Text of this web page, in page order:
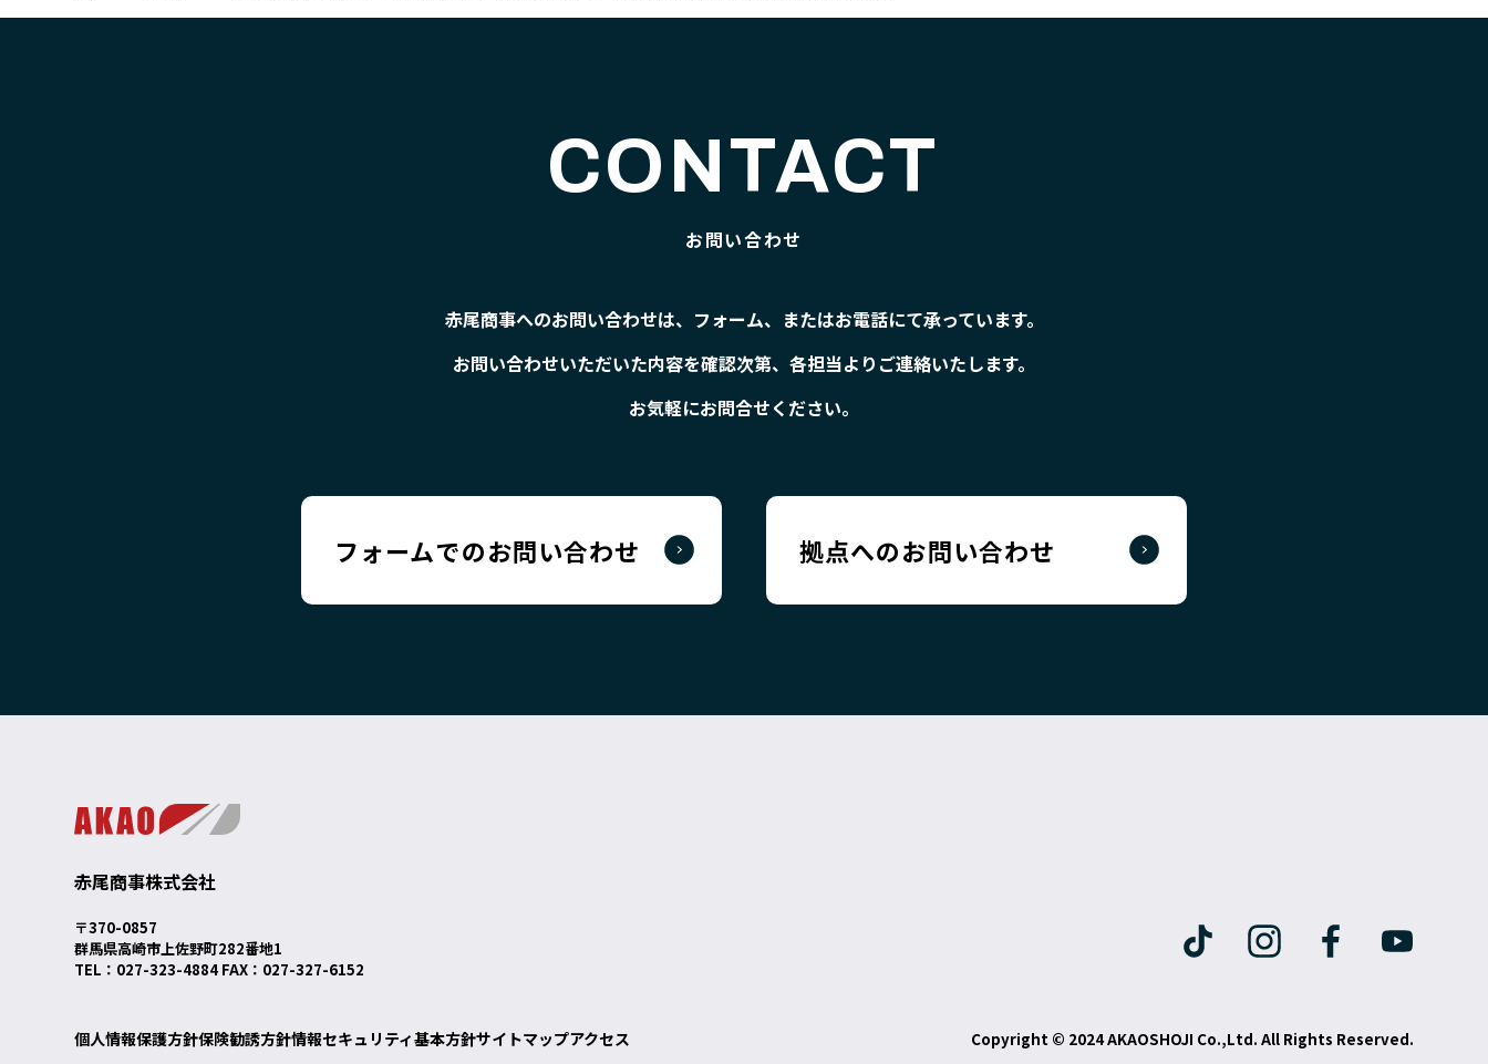
CONTACT
お問い合わせ
赤尾商事へのお問い合わせは、フォーム、 またはお電話にて承っています。
お問い合わせいただいた内容を確認次第、 各担当よりご連絡いたします。
お気軽にお問合せください。
フォームでのお問い合わせ 拠点へのお問い合わせ
赤尾商事株式会社
〒370-0857
群馬県高崎市上佐野町282番地1
TEL：027-323-4884 FAX：027-327-6152
個人情報保護方針保険勧誘方針情報セキュリティ基本方針サイトマップアクセス Copyright © 2024 AKAOSHOJI Co.,Ltd. All Rights Reserved.